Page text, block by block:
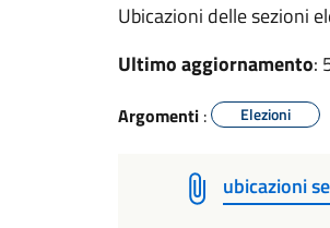
Ubicazioni delle sezioni
Ultimo aggiornamento:
Argomenti : Elezioni
ubicazioni